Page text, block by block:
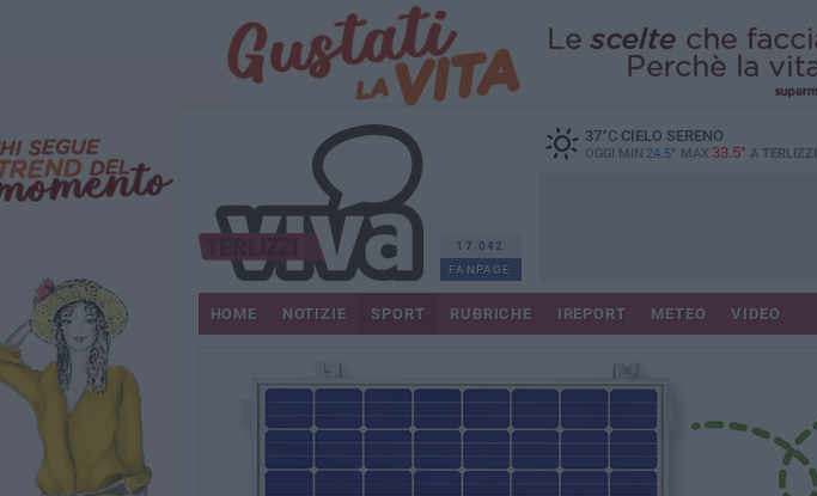
17.042
FANPAGE
37°CCIELO SERENO
OGGI MIN 24.5° MAX 33.5° A TERLIZZI
HOME NOTIZIE SPORT RUBRICHE IREPORT METEO VIDEO